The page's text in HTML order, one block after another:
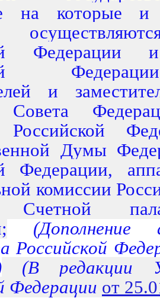
на которые и
Федерации и
и
Совета
Российской
Думы
Федерации,
комиссии
Счетной
(Дополнение
Российской
(В редакции
Федерации от